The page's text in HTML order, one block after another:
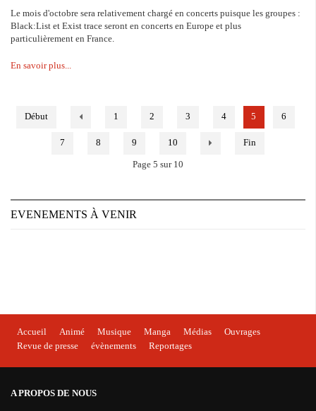
Le mois d'octobre sera relativement chargé en concerts puisque les groupes :
Black:List et Exist trace seront en concerts en Europe et plus
particulièrement en France.
En savoir plus...
Début 1 2 3 4 5 6
7 8 9 10 Fin
Page 5 sur 10
EVENEMENTS À VENIR
Accueil Animé Musique Manga Médias
Ouvrages
Revue de presse
évènements Reportages
A PROPOS DE NOUS